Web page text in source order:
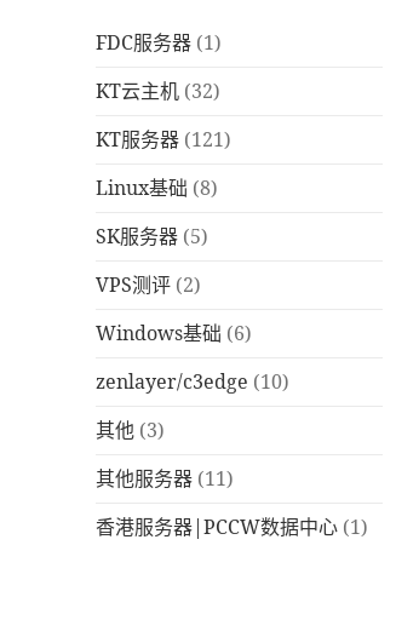
FDC服务器 (1)
KT云主机 (32)
KT服务器 (121)
Linux基础 (8)
SK服务器 (5)
VPS测评 (2)
Windows基础 (6)
zenlayer/c3edge (10)
其他 (3)
其他服务器 (11)
香港服务器|PCCW数据中心 (1)